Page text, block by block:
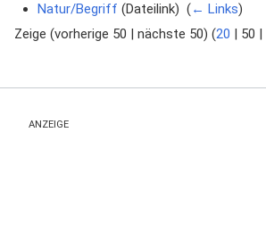
Natur/Begriff (Dateilink) ‎ (← Links)
Zeige (vorherige 50 | nächste 50) (20 | 50 |
ANZEIGE